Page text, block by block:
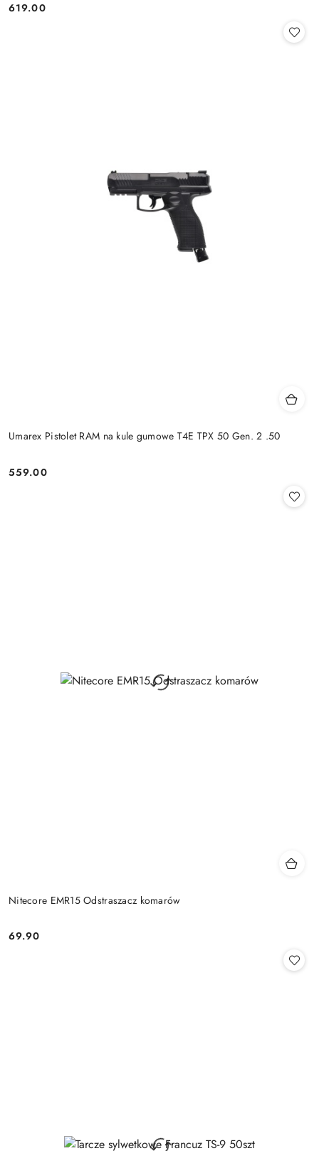
Cena:
619.00
Umarex Pistolet RAM na kule gumowe T4E TPX 50 Gen. 2 .50
Cena:
559.00
Nitecore EMR15 Odstraszacz komarów
Cena:
69.90